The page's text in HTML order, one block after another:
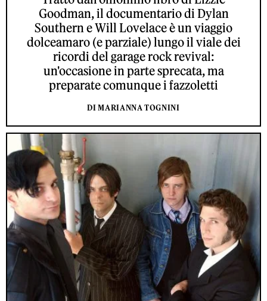
Goodman, il documentario di Dylan
Southern e Will Lovelace è un viaggio
dolceamaro (e parziale) lungo il viale dei
ricordi del garage rock revival:
un'occasione in parte sprecata, ma
preparate comunque i fazzoletti
DI MARIANNA TOGNINI